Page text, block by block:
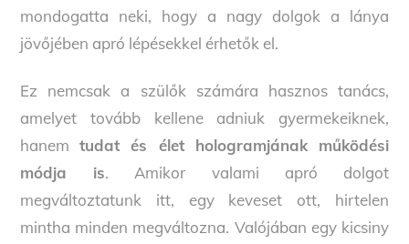
mondogatta neki, hogy a nagy dolgok a lánya
jövőjében apró lépésekkel érhetők el.
Ez nemcsak a szülők számára hasznos tanács,
amelyet tovább kellene adniuk gyermekeiknek,
hanemtudat és élet hologramjának működési
módja is. Amikor valami apró dolgot
megváltoztatunk itt, egy keveset ott, hirtelen
mintha minden megváltozna. Valójában egy kicsiny